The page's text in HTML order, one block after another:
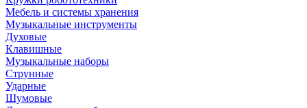
Мебель и системы хранения
Музыкальные инструменты
Духовые
Клавишные
Музыкальные наборы
Струнные
Ударные
Шумовые